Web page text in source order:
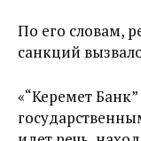
По его словам,
санкций
«“Керемет